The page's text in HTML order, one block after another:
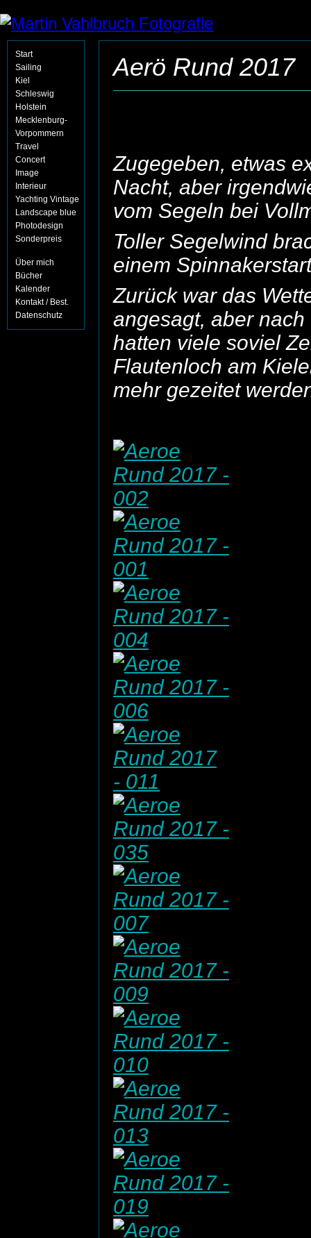
Start
Sailing
Kiel
Schleswig
Holstein
Mecklenburg-
Vorpommern
Travel
Concert
Image
Interieur
Yachting Vintage
Landscape blue
Photodesign
Sonderpreis
Über mich
Bücher
Kalender
Kontakt / Best.
Datenschutz
Aerö Rund 2017
Zugegeben, etwas
Nacht, aber
vom Segeln bei
Toller Segelwind
einem
Zurück war das
angesagt, aber
hatten viele soviel
Flautenloch am
mehr gezeitet